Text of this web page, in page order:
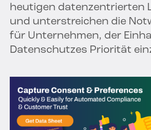
heutigen datenzentrierten
und unterstreichen die
für Unternehmen, der
Datenschutzes Priorität